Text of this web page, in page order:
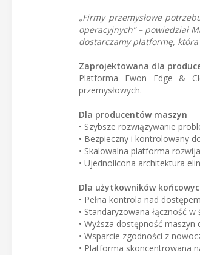
„Firmy przemysłowe
operacyjnych” – powiedział
dostarczamy platformę, która
Zaprojektowana dla
Platforma Ewon Edge &
przemysłowych.
Dla producentów maszyn
• Szybsze rozwiązywanie
• Bezpieczny i kontrolowany
• Skalowalna platforma
• Ujednolicona architektura
Dla użytkowników
• Pełna kontrola nad
• Standaryzowana łączność
• Wyższa dostępność
• Wsparcie zgodności z
• Platforma skoncentrowana